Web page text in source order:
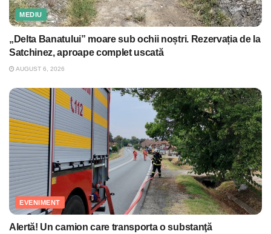
MEDIU
„Delta Banatului” moare sub ochii noștri. Rezervația de la
Satchinez, aproape complet uscată
AUGUST 6, 2026
EVENIMENT
Alertă! Un camion care transporta o substanţă